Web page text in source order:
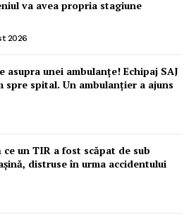
2de 2
va avea propria stagiune
2026
asupra unei ambulanțe! Echipaj SAJ
spre spital. Un ambulanțier a ajuns
ce un TIR a fost scăpat de sub
distruse în urma accidentului